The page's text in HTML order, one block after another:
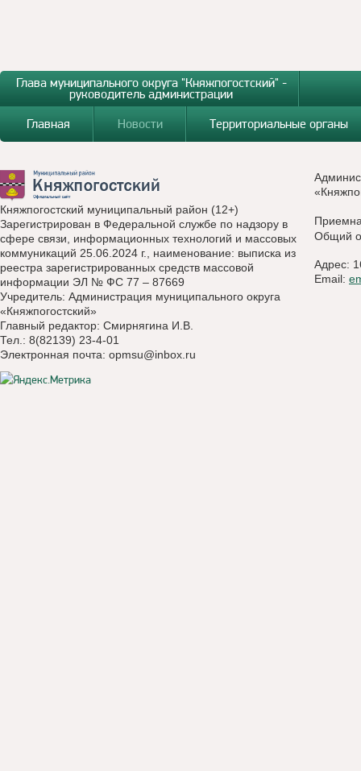
Глава муниципального округа "Княжпогостский" -
руководитель администрации
Главная
Новости Территориальные органы
Княжпогостский муниципальный район (12+)
Зарегистрирован в Федеральной службе по надзору в
сфере связи, информационных технологий и массовых
коммуникаций 25.06.2024 г., наименование: выписка из
реестра зарегистрированных средств массовой
информации ЭЛ № ФС 77 – 87669
Учредитель: Администрация муниципального округа
«Княжпогостский»
Главный редактор: Смирнягина И.В.
Тел.: 8(82139) 23-4-01
Электронная почта: opmsu@inbox.ru
Общий
Адрес:
Email: